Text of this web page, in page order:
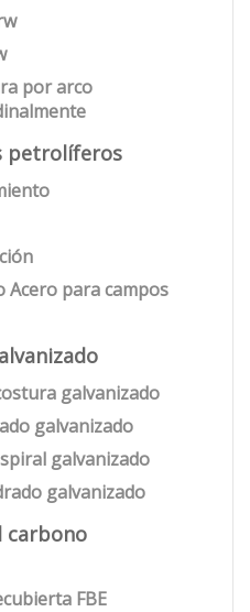
por arco
petrolíferos
Acero para campos
galvanizado
galvanizado
galvanizado
galvanizado
carbono
FBE